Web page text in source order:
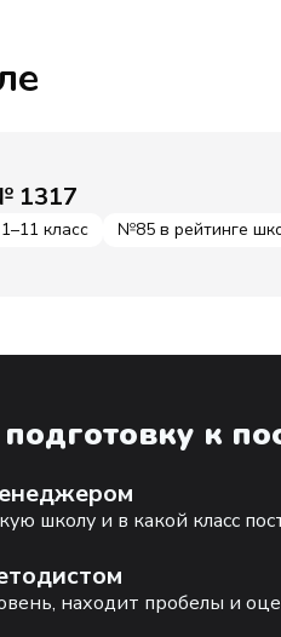
1317
1–11 класс №85 в рейтинге
к
школу и в какой класс
находит пробелы и